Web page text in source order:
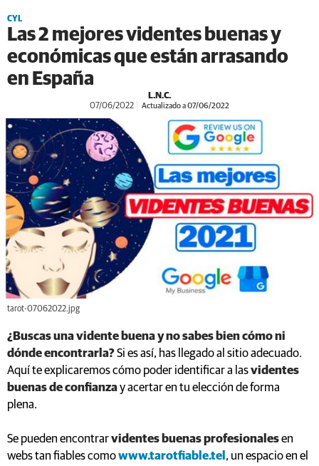
CYL
Las 2 mejores videntes buenas y
económicas que están arrasando
en España
L.N.C.
07/06/2022 Actualizado a 07/06/2022
tarot-07062022.jpg
¿Buscas una vidente buena y no sabes bien cómo ni
dónde encontrarla?Si es así, has llegado al sitio adecuado.
Aquí te explicaremos cómo poder identificar a lasvidentes
buenas de confianzay acertar en tu elección de forma
plena.
Se pueden encontrarvidentes buenas profesionalesen
webs tan fiables comowww.tarotfiable.tel , un espacio en el